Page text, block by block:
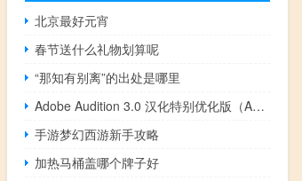
北京最好元宵
春节送什么礼物划算呢
“那知有别离”的出处是哪里
Adobe Audition 3.0 汉化特别优化版（Adobe Audition 3.0 汉化特别优化版功能简介）
手游梦幻西游新手攻略
加热马桶盖哪个牌子好